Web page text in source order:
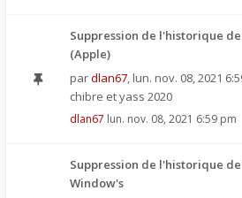
Suppression de l'historique
(Apple)
pardlan67, lun. nov. 08, 2021
chibre et yass 2020
dlan67 lun. nov. 08, 2021 6:59 pm
Suppression de l'historique
Window's